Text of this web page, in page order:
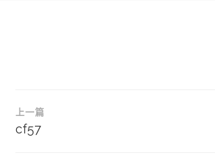
文
章
上一篇
cf57